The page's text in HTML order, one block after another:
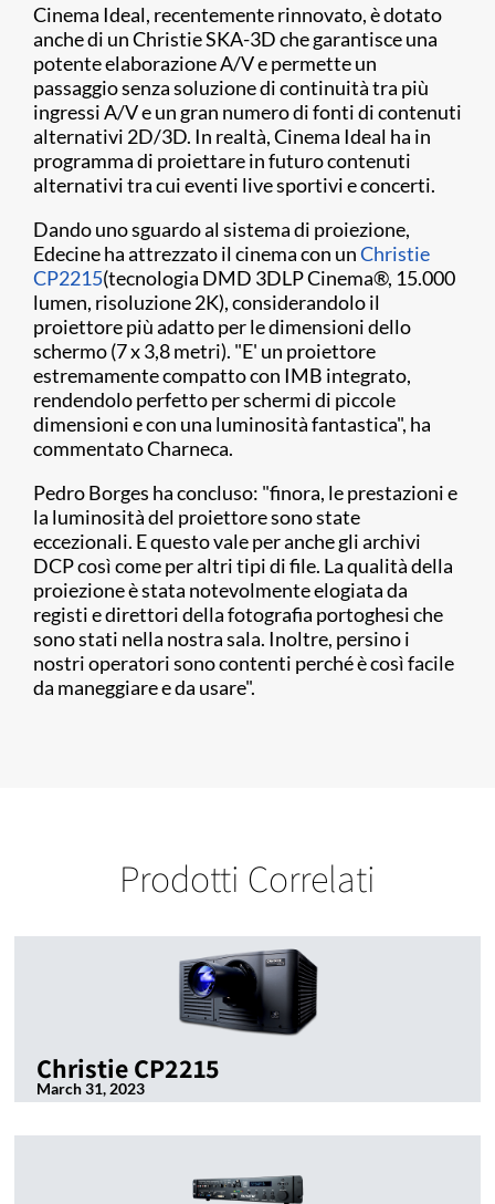
Cinema Ideal, recentemente rinnovato, è dotato
anche di un Christie SKA-3D che garantisce una
potente elaborazione A/V e permette un
passaggio senza soluzione di continuità tra più
ingressi A/V e un gran numero di fonti di contenuti
alternativi 2D/3D. In realtà, Cinema Ideal ha in
programma di proiettare in futuro contenuti
alternativi tra cui eventi live sportivi e concerti.
Dando uno sguardo al sistema di proiezione,
Edecine ha attrezzato il cinema con unChristie
CP2215(tecnologia DMD 3DLP Cinema®, 15.000
lumen, risoluzione 2K), considerandolo il
proiettore più adatto per le dimensioni dello
schermo (7 x 3,8 metri). "E' un proiettore
estremamente compatto con IMB integrato,
rendendolo perfetto per schermi di piccole
dimensioni e con una luminosità fantastica", ha
commentato Charneca.
Pedro Borges ha concluso: "finora, le prestazioni e
la luminosità del proiettore sono state
eccezionali. E questo vale per anche gli archivi
DCP così come per altri tipi di file. La qualità della
proiezione è stata notevolmente elogiata da
registi e direttori della fotografia portoghesi che
sono stati nella nostra sala. Inoltre, persino i
nostri operatori sono contenti perché è così facile
da maneggiare e da usare".
Prodotti Correlati
Christie CP2215
March 31, 2023